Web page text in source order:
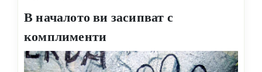
В началото ви засипват с
комплименти